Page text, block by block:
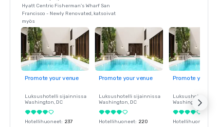
Hyatt Centric Fisherman's Wharf San
Francisco - Newly Renovated, katsoivat
myös
Promote your venue
Luksushotelli sijainnissa
Washington, DC
Hotellihuoneet: 237
Promote your venue
Luksushotelli sijainnissa
Washington, DC
Hotellihuoneet: 220
Promote your
Luksushotelli
Washington
Hotellihuoneet